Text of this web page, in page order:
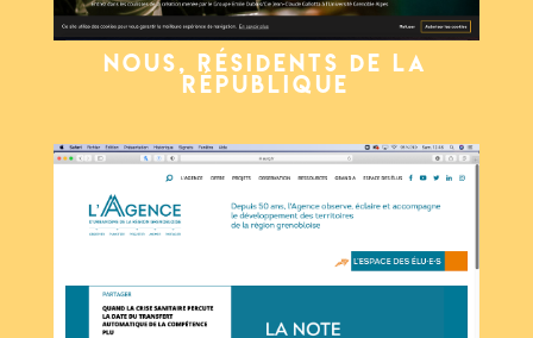
Nous, Résidents de La
République